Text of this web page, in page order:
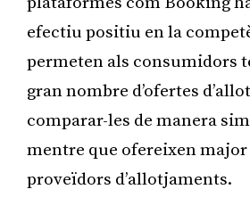
efectiu positiu en la
permeten als consumidors
gran nombre d’ofertes
comparar-les de manera
mentre que ofereixen
proveïdors d’allotjaments.